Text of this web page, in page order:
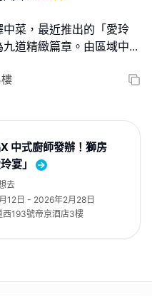
中菜，最近推出的「愛玲
道精緻篇章。由區域中...
中式廚師發辦！獅房
宴」
去
12日 - 2026年2月28日
西193號帝京酒店3樓